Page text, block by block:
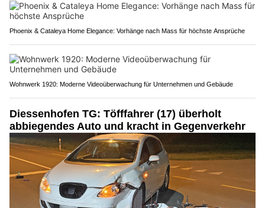
Phoenix & Cataleya Home Elegance: Vorhänge nach Mass für höchste Ansprüche
Wohnwerk 1920: Moderne Videoüberwachung für Unternehmen und Gebäude
Diessenhofen TG: Töfffahrer (17) überholt
abbiegendes Auto und kracht in Gegenverkehr